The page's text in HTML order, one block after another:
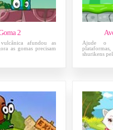
2
afundou as
as gomas precisam
Ajude o
shurikens